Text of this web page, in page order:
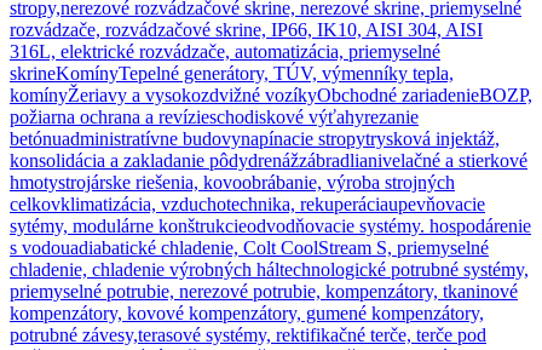
stropy,nerezové rozvádzačové skrine, nerezové skrine, priemyselné
rozvádzače, rozvádzačové skrine, IP66, IK10, AISI 304, AISI
316L, elektrické rozvádzače, automatizácia, priemyselné
skrineKomínyTepelné generátory, TÚV, výmenníky tepla,
komínyŽeriavy a vysokozdvižné vozíkyObchodné zariadenieBOZP,
požiarna ochrana a revízieschodiskové výťahyrezanie
betónuadministratívne budovynapínacie stropytrysková injektáž,
konsolidácia a zakladanie pôdydrenážzábradlianivelačné a stierkové
hmotystrojárske riešenia, kovoobrábanie, výroba strojných
celkovklimatizácia, vzduchotechnika, rekuperáciaupevňovacie
sytémy, modulárne konštrukcieodvodňovacie systémy. hospodárenie
s vodouadiabatické chladenie, Colt CoolStream S, priemyselné
chladenie, chladenie výrobných háltechnologické potrubné systémy,
priemyselné potrubie, nerezové potrubie, kompenzátory, tkaninové
kompenzátory, kovové kompenzátory, gumené kompenzátory,
potrubné závesy,terasové systémy, rektifikačné terče, terče pod